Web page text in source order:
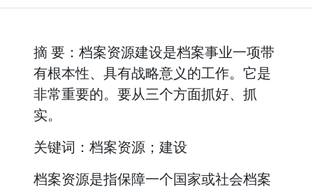
摘 要：档案资源建设是档案事业一项带
有根本性、具有战略意义的工作。它是
非常重要的。要从三个方面抓好、抓
实。
关键词：档案资源；建设
档案资源是指保障一个国家或社会档案